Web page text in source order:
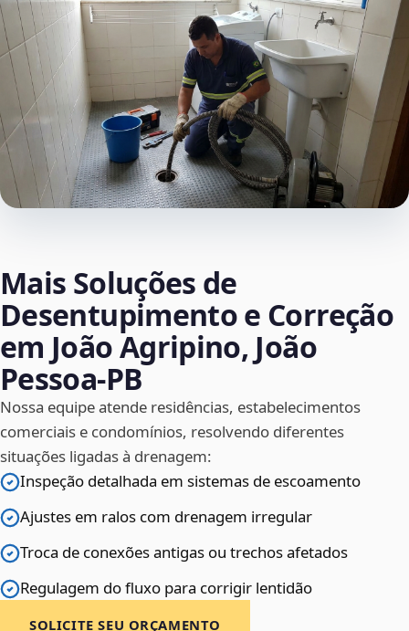
Mais Soluções de
Desentupimento e Correção
em João Agripino, João
Pessoa‑PB
Nossa equipe atende residências, estabelecimentos
comerciais e condomínios, resolvendo diferentes
situações ligadas à drenagem:
Inspeção detalhada em sistemas de escoamento
Ajustes em ralos com drenagem irregular
Troca de conexões antigas ou trechos afetados
Regulagem do fluxo para corrigir lentidão
SOLICITE SEU ORÇAMENTO